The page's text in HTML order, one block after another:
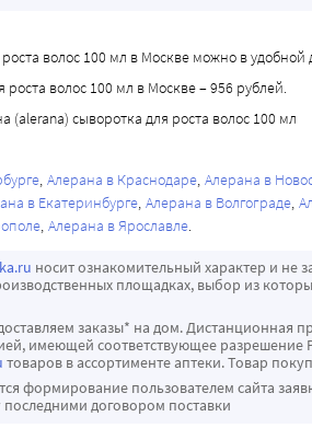
волос 100 мл в Москве можно в удобной
волос 100 мл в Москве – 956 рублей.
сыворотка для роста волос 100 мл
Алерана в Краснодаре Алерана в
в Екатеринбурге Алерана в Волгограде
Алерана в Ярославле
носит ознакомительный характер и не
площадках, выбор из
заказы* на дом. Дистанционная
имеющей соответствующее
товаров в ассортименте аптеки. Товар
формирование пользователем сайта
договором поставки